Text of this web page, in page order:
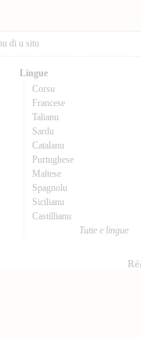
di u situ
Lingue
Corsu
Francese
Talianu
Sardu
Catalanu
Purtughese
Maltese
Spagnolu
Sicilianu
Castillianu
Tutte e lingue